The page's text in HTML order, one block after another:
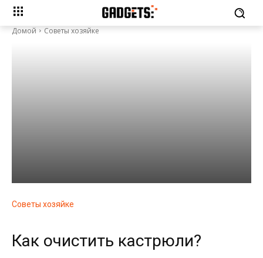
Домой Советы хозяйке
Советы хозяйке
Как очистить кастрюли?